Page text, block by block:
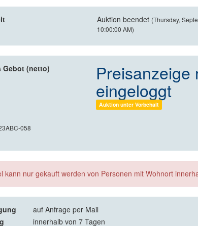
Auktion beendet (Thursday,
10:00:00 AM)
Gebot (netto) Preisanzeige
eingeloggt
Auktion unter Vorbehalt
058
kann nur gekauft werden von Personen mit Wohnort
auf Anfrage per Mail
innerhalb von 7 Tagen